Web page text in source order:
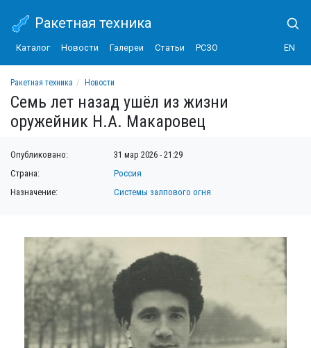
Ракетная техника
Каталог Новости Галереи Статьи РСЗО EN
Ракетная техника
Новости
Семь лет назад ушёл из жизни оружейник Н.А. Макаровец
Семь лет назад ушёл из жизни
оружейник Н.А. Макаровец
Опубликовано:
31 мар 2026 - 21:29
Страна:
Россия
Назначение:
Системы залпового огня